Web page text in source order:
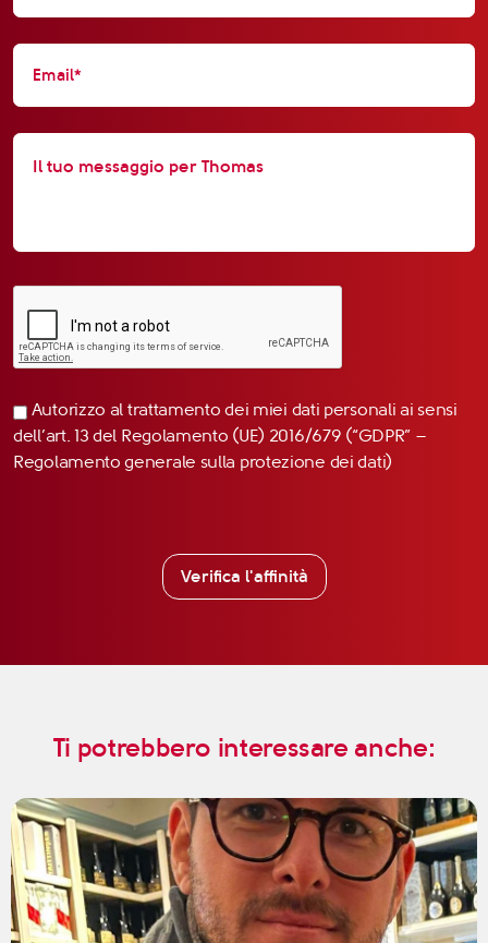
Autorizzo al trattamento dei miei dati personali ai sensi
dell’art. 13 del Regolamento (UE) 2016/679 (“GDPR” –
Regolamento generale sulla protezione dei dati)
Verifica l'affinità
Ti potrebbero interessare anche: